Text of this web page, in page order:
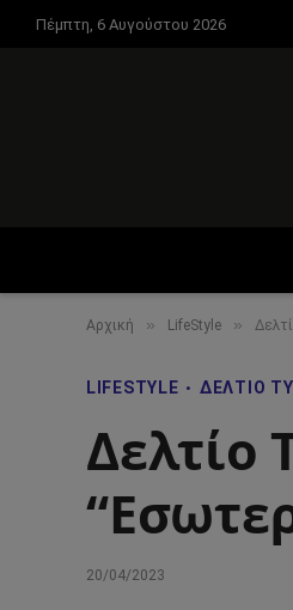
Πέμπτη, 6 Αυγούστου 2026
Αρχική » LifeStyle »
LIFESTYLE ΔΕΛΤΊΟ
Δελτίο
20/04/2023